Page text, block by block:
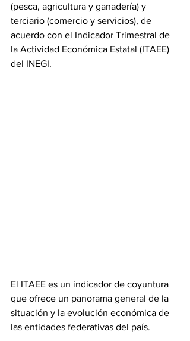
(pesca, agricultura y ganadería) y
terciario (comercio y servicios), de
acuerdo con el Indicador Trimestral de
la Actividad Económica Estatal (ITAEE)
del INEGI.
El ITAEE es un indicador de coyuntura
que ofrece un panorama general de la
situación y la evolución económica de
las entidades federativas del país.